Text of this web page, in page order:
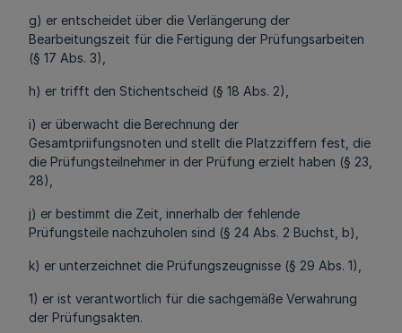
g) er entscheidet über die Verlängerung der
Bearbeitungszeit für die Fertigung der Prüfungsarbeiten
(§ 17 Abs. 3),
h) er trifft den Stichentscheid (§ 18 Abs. 2),
i) er überwacht die Berechnung der
Gesamtpriifungsnoten und stellt die Platzziffern fest, die
die Prüfungsteilnehmer in der Prüfung erzielt haben (§ 23,
28),
j) er bestimmt die Zeit, innerhalb der fehlende
Prüfungsteile nachzuholen sind (§ 24 Abs. 2 Buchst, b),
k) er unterzeichnet die Prüfungszeugnisse (§ 29 Abs. 1),
1) er ist verantwortlich für die sachgemäße Verwahrung
der Prüfungsakten.